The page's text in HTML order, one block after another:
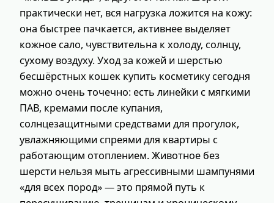
практически нет, вся нагрузка ложится на кожу:
она быстрее пачкается, активнее выделяет
кожное сало, чувствительна к холоду, солнцу,
сухому воздуху. Уход за кожей и шерстью
бесшёрстных кошек купить косметику сегодня
можно очень точечно: есть линейки с мягкими
ПАВ, кремами после купания,
солнцезащитными средствами для прогулок,
увлажняющими спреями для квартиры с
работающим отоплением. Животное без
шерсти нельзя мыть агрессивными шампунями
«для всех пород» — это прямой путь к